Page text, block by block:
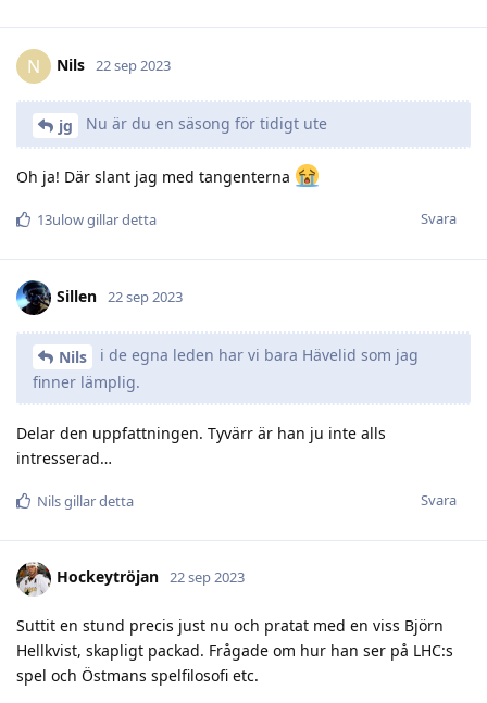
N Nils 22 sep 2023
jg Nu är du en säsong för tidigt ute
Oh ja! Där slant jag med tangenterna
Svara
13ulowgillar detta
Sillen 22 sep 2023
Nils
i de egna leden har vi bara Hävelid som jag
finner lämplig.
Delar den uppfattningen. Tyvärr är han ju inte alls
intresserad…
Svara
Nilsgillar detta
Hockeytröjan 22 sep 2023
Suttit en stund precis just nu och pratat med en viss Björn
Hellkvist, skapligt packad. Frågade om hur han ser på LHC:s
spel och Östmans spelfilosofi etc.